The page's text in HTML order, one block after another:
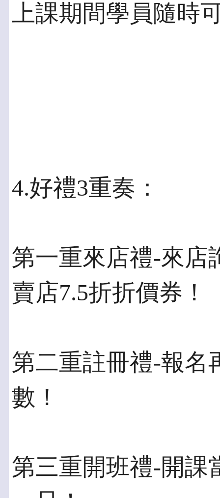
上課期間學員隨時
4.好禮3重奏：
第一重來店禮-來店
賣店7.5折折價券！
第二重註冊禮-報名
數！
第三重開班禮-開課